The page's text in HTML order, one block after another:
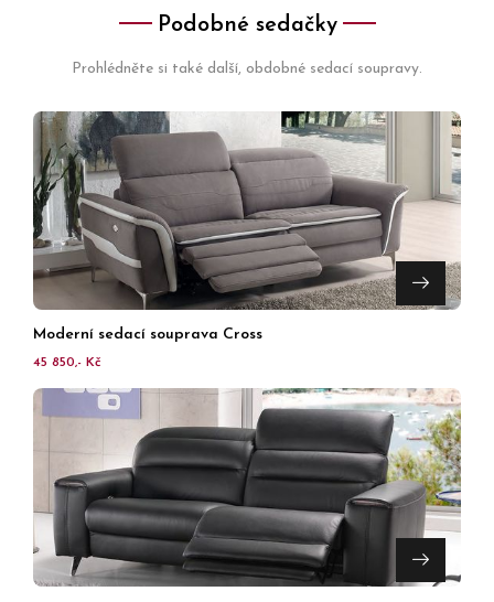
Podobné sedačky
Prohlédněte si také další, obdobné sedací soupravy.
Moderní sedací souprava Cross
45 850,- Kč